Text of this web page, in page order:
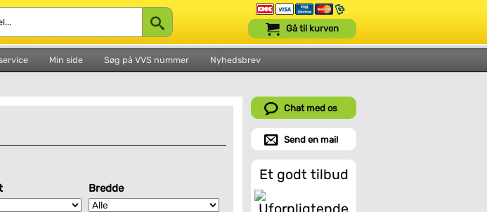
Min side Søg på VVS nummer Nyhedsbrev
Gå til kurven
Bredde
Chat med os
Send en mail
Et godt tilbud